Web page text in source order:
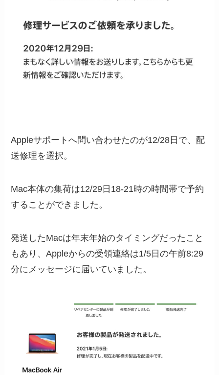
Appleサポートへ問い合わせたのが12/28日で、配
送修理を選択。
Mac本体の集荷は12/29日18-21時の時間帯で予約
することができました。
発送したMacは年末年始のタイミングだったこと
もあり、Appleからの受領連絡は1/5日の午前8:29
分にメッセージに届いていました。